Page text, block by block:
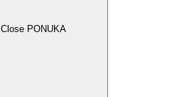
Close PONUKA